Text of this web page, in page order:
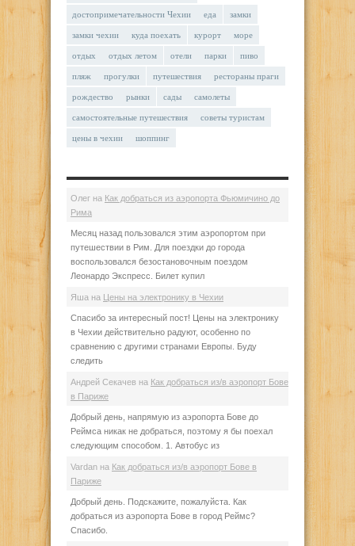
достопримечательности Чехии еда замки
замки чехии куда поехать курорт море
отдых отдых летом отели парки пиво
пляж прогулки путешествия рестораны праги
рождество рынки сады самолеты
самостоятельные путешествия советы туристам
цены в чехии шоппинг
Олег на Как добраться из аэропорта Фьюмичино до
Рима
Месяц назад пользовался этим аэропортом при
путешествии в Рим. Для поездки до города
воспользовался безостановочным поездом
Леонардо Экспресс. Билет купил
Яша на Цены на электронику в Чехии
Спасибо за интересный пост! Цены на электронику
в Чехии действительно радуют, особенно по
сравнению с другими странами Европы. Буду
следить
Андрей Секачев на Как добраться из/в аэропорт Бове
в Париже
Добрый день, напрямую из аэропорта Бове до
Реймса никак не добраться, поэтому я бы поехал
следующим способом. 1. Автобус из
Vardan на Как добраться из/в аэропорт Бове в
Париже
Добрый день. Подскажите, пожалуйста. Как
добраться из аэропорта Бове в город Реймс?
Спасибо.